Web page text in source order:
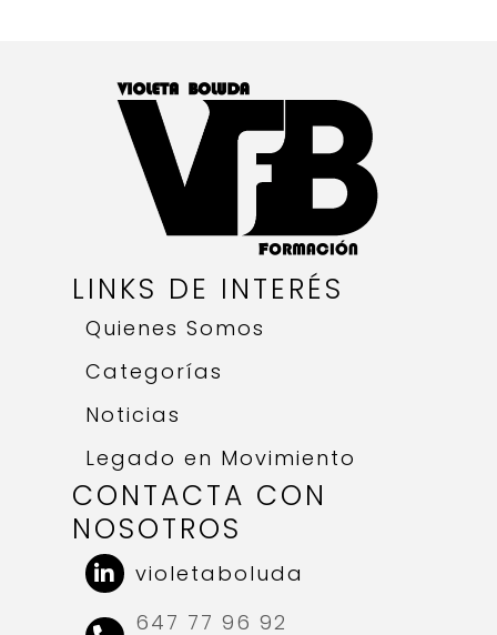
LINKS DE INTERÉS
Quienes Somos
Categorías
Noticias
Legado en Movimiento
CONTACTA CON
NOSOTROS
violetaboluda
647 77 96 92